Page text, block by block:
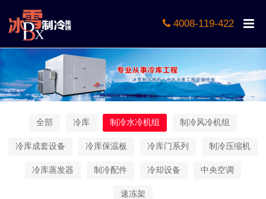
4008-119-422
全部 冷库 制冷水冷机组 制冷风冷机组
冷库成套设备 冷库保温板 冷库门系列 制冷压缩机
冷库蒸发器 制冷配件 冷却设备 中央空调
速冻架